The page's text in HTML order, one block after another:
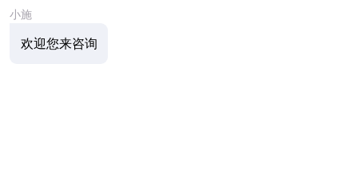
小施
欢迎您来咨询